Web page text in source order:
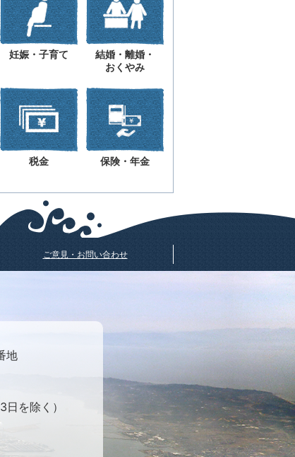
妊娠・子育て
結婚・離婚・
おくやみ
税金 保険・年金
ご意見・お問い合わせ
地
を除く）